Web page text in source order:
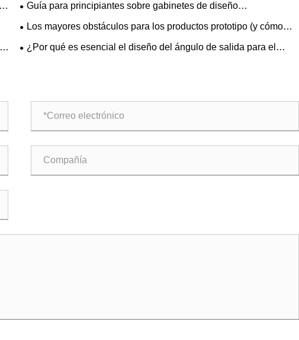
Guía para principiantes sobre gabinetes de diseño
personalizado para ingenieros mecánicos
Los mayores obstáculos para los productos prototipo (y cómo
evitarlos)
¿Por qué es esencial el diseño del ángulo de salida para el